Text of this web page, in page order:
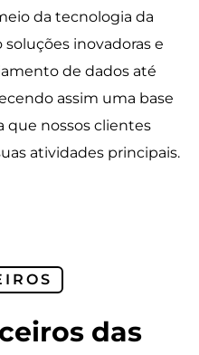
da tecnologia da
inovadoras e
de dados até
assim uma base
que nossos clientes
atividades principais.
das